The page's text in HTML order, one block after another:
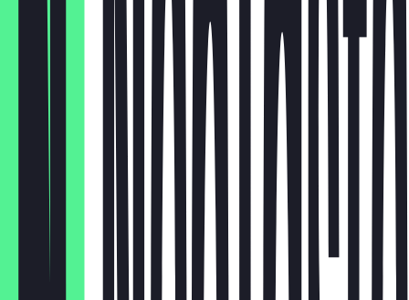
Salmon
€ 2,95
€ 2,95
Shrimp
Chicken
€ 2,95